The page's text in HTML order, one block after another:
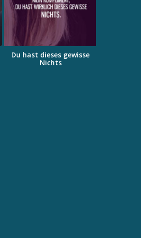
Du hast dieses gewisse
Nichts